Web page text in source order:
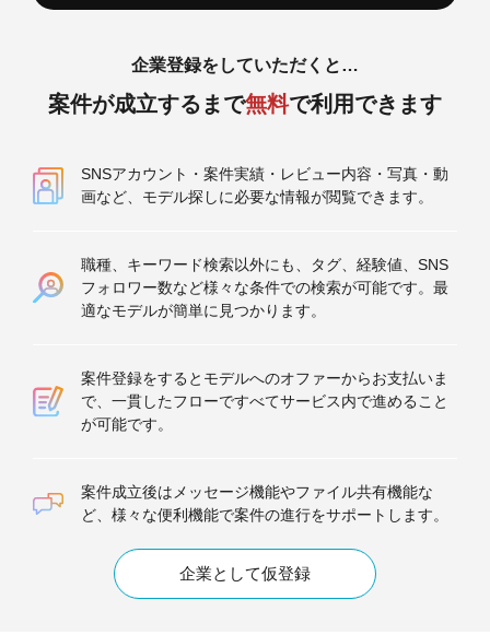
企業登録をしていただくと…
案件が成立するまで無料で利用できます
SNSアカウント・案件実績・レビュー内容・写真・動
画など、モデル探しに必要な情報が閲覧できます。
職種、キーワード検索以外にも、タグ、経験値、SNS
フォロワー数など様々な条件での検索が可能です。最
適なモデルが簡単に見つかります。
案件登録をするとモデルへのオファーからお支払いま
で、一貫したフローですべてサービス内で進めること
が可能です。
案件成立後はメッセージ機能やファイル共有機能な
ど、様々な便利機能で案件の進行をサポートします。
企業として仮登録